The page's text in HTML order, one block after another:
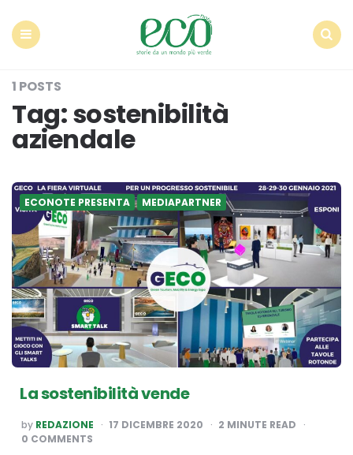
1 POSTS
Tag:sostenibilità
aziendale
ECONOTE PRESENTA MEDIAPARTNER
La sostenibilità vende
POSTED
BY
by REDAZIONE 17 DICEMBRE 2020 2 MINUTE READ
0 COMMENTS